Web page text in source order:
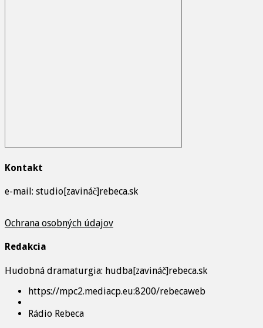
Kontakt
e-mail: studio[zavináč]rebeca.sk
Ochrana osobných údajov
Redakcia
Hudobná dramaturgia: hudba[zavináč]rebeca.sk
https://mpc2.mediacp.eu:8200/rebecaweb
Rádio Rebeca